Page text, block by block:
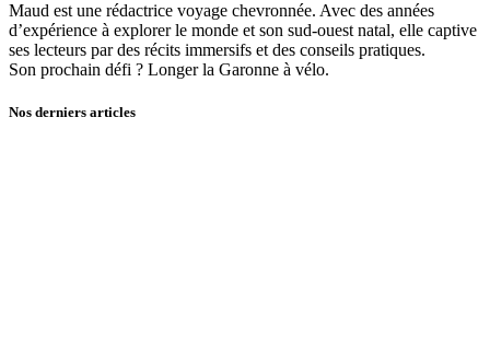
Maud est une rédactrice voyage chevronnée. Avec des années
d’expérience à explorer le monde et son sud-ouest natal, elle captive
ses lecteurs par des récits immersifs et des conseils pratiques.
Son prochain défi ? Longer la Garonne à vélo.
Nos derniers articles